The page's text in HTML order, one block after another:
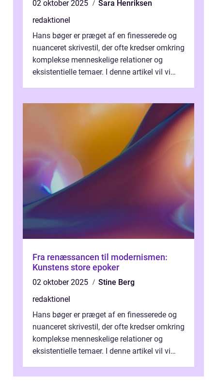
02 oktober 2025
Sara Henriksen
redaktionel
Hans bøger er præget af en finesserede og
nuanceret skrivestil, der ofte kredser omkring
komplekse menneskelige relationer og
eksistentielle temaer. I denne artikel vil vi
Fra renæssancen til modernismen:
Kunstens store epoker
02 oktober 2025
Stine Berg
redaktionel
Hans bøger er præget af en finesserede og
nuanceret skrivestil, der ofte kredser omkring
komplekse menneskelige relationer og
eksistentielle temaer. I denne artikel vil vi